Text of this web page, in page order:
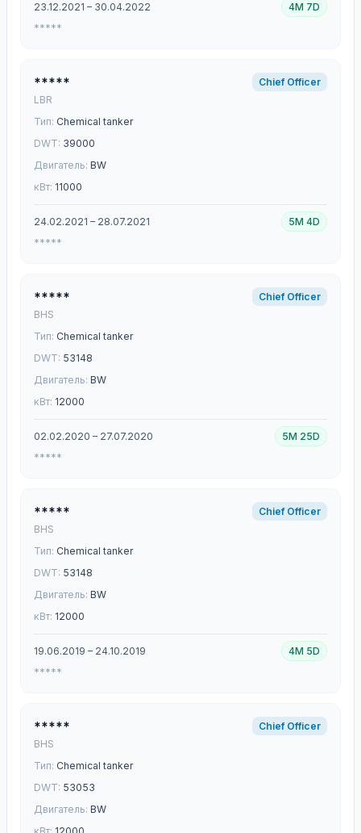
23.12.2021 – 30.04.2022
4M 7D
*****
*****
LBR
Chief Officer
Тип: Chemical tanker
DWT: 39000
Двигатель: BW
кВт: 11000
24.02.2021 – 28.07.2021
5M 4D
*****
*****
BHS
Chief Officer
Тип: Chemical tanker
DWT: 53148
Двигатель: BW
кВт: 12000
02.02.2020 – 27.07.2020
5M 25D
*****
*****
BHS
Chief Officer
Тип: Chemical tanker
DWT: 53148
Двигатель: BW
кВт: 12000
19.06.2019 – 24.10.2019
4M 5D
*****
*****
BHS
Chief Officer
Тип: Chemical tanker
DWT: 53053
Двигатель: BW